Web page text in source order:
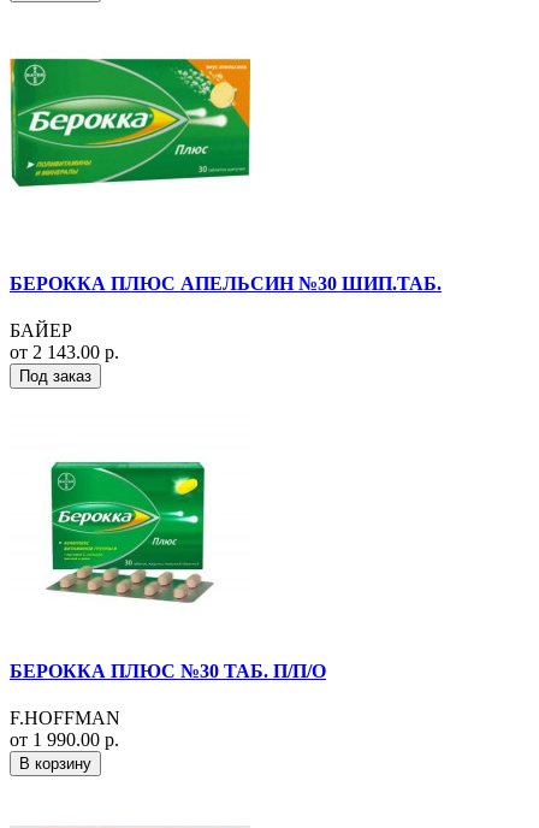
БЕРОККА ПЛЮС АПЕЛЬСИН №30 ШИП.ТАБ.
БАЙЕР
от 2 143.00 р.
Под заказ
БЕРОККА ПЛЮС №30 ТАБ. П/П/О
F.HOFFMAN
от 1 990.00 р.
В корзину